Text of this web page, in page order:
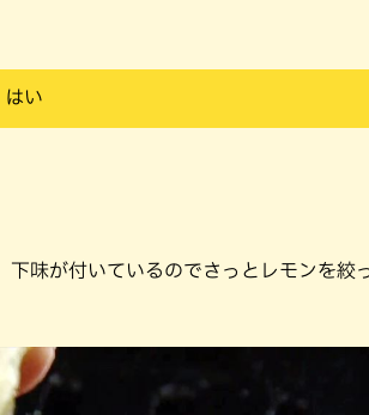
はい
下味が付いているのでさっとレモンを絞